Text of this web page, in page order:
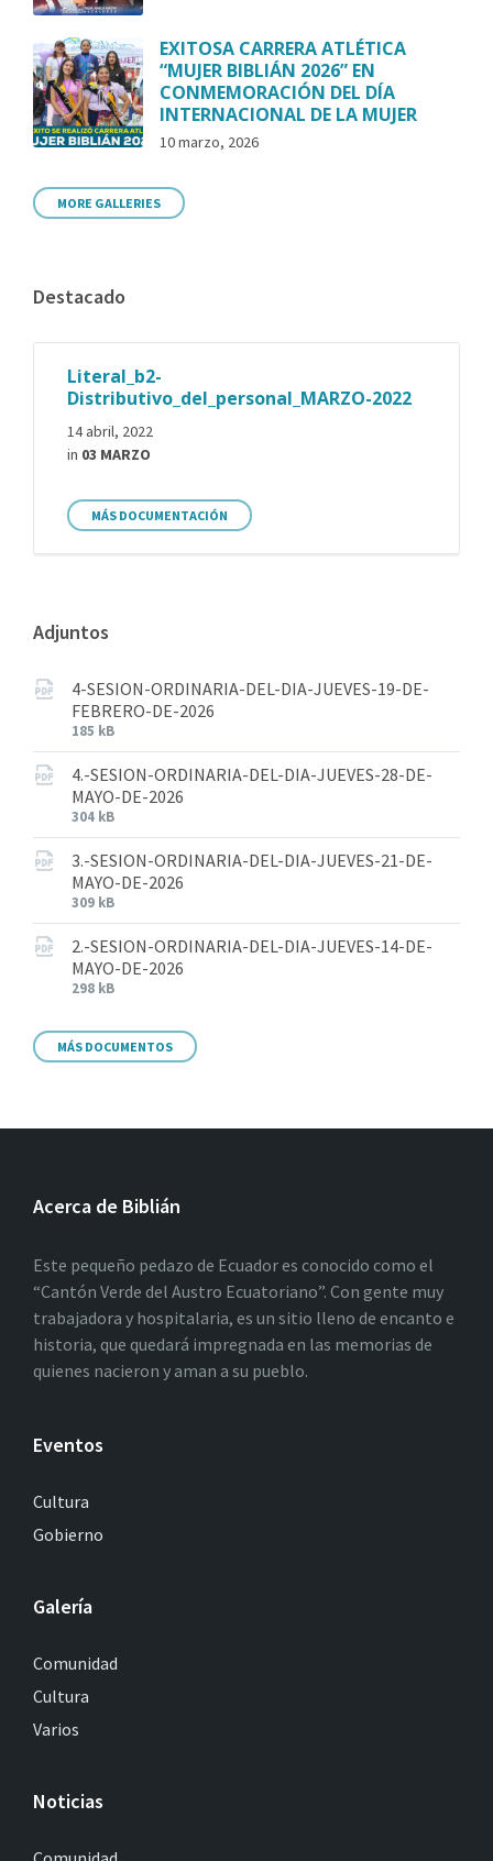
EXITOSA CARRERA ATLÉTICA
“MUJER BIBLIÁN 2026” EN
CONMEMORACIÓN DEL DÍA
INTERNACIONAL DE LA MUJER
10 marzo, 2026
MORE GALLERIES
Destacado
Literal_b2-
Distributivo_del_personal_MARZO-2022
14 abril, 2022
in 03 MARZO
MÁS DOCUMENTACIÓN
Adjuntos
4-SESION-ORDINARIA-DEL-DIA-JUEVES-19-DE-
FEBRERO-DE-2026
185 kB
4.-SESION-ORDINARIA-DEL-DIA-JUEVES-28-DE-
MAYO-DE-2026
304 kB
3.-SESION-ORDINARIA-DEL-DIA-JUEVES-21-DE-
MAYO-DE-2026
309 kB
2.-SESION-ORDINARIA-DEL-DIA-JUEVES-14-DE-
MAYO-DE-2026
298 kB
MÁS DOCUMENTOS
Acerca de Biblián
Este pequeño pedazo de Ecuador es conocido como el
“Cantón Verde del Austro Ecuatoriano”. Con gente muy
trabajadora y hospitalaria, es un sitio lleno de encanto e
historia, que quedará impregnada en las memorias de
quienes nacieron y aman a su pueblo.
Eventos
Cultura
Gobierno
Galería
Comunidad
Cultura
Varios
Noticias